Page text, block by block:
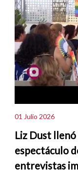
01 Julio 2026
Liz Dust
espectáculo
entrevistas